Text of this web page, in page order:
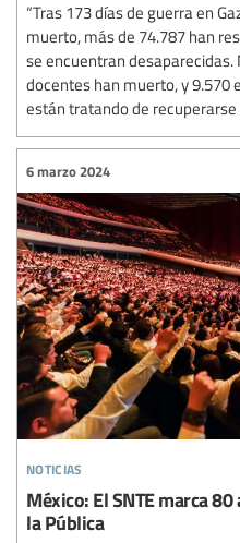
“Tras 173 días de guerra en
muerto, más de 74.787 han
se encuentran
docentes han muerto, y 9.570
están tratando de recuperarse
noticias
6 marzo 2024
México: El SNTE marca
la Pública